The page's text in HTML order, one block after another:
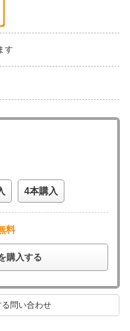
す
4本購入
料
購入する
問い合わせ